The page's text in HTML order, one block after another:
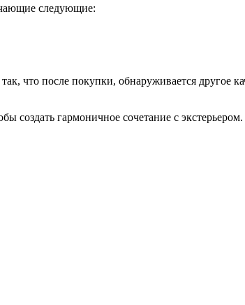
следующие:
что после покупки, обнаруживается другое
создать гармоничное сочетание с